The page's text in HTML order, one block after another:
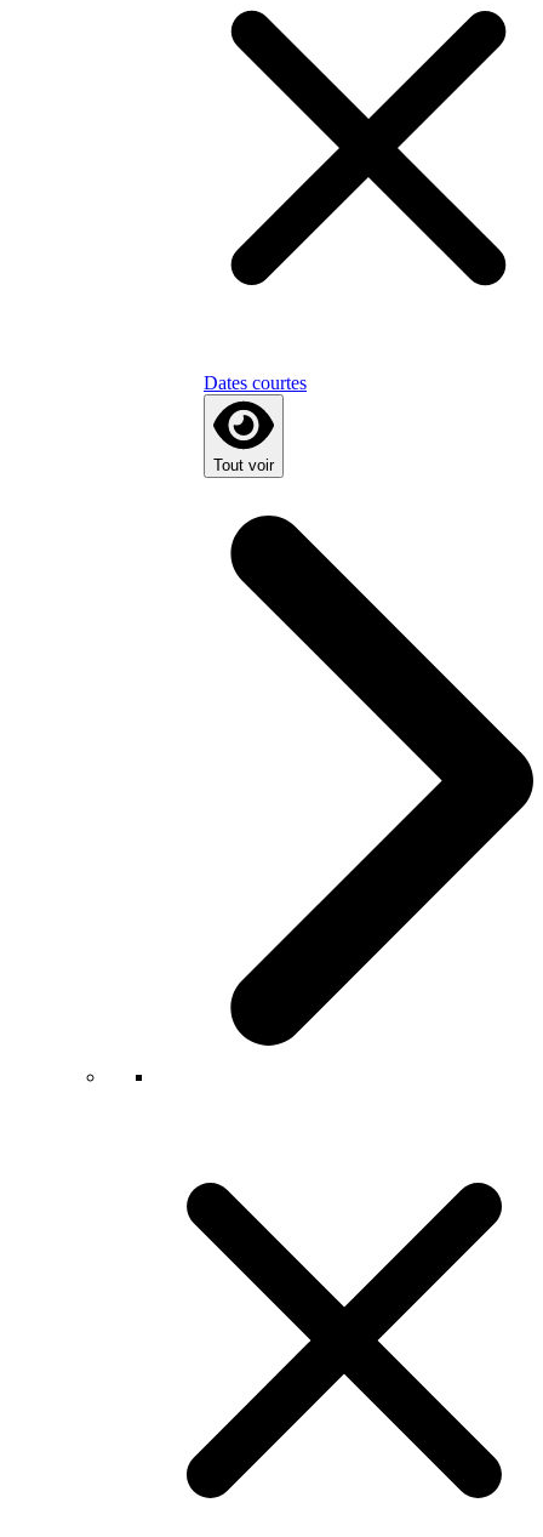
Dates courtes
Tout voir